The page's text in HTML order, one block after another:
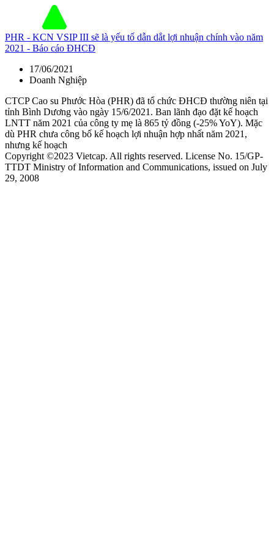
PHR - KCN VSIP III sẽ là yếu tố dẫn dắt lợi nhuận chính vào năm
2021 - Báo cáo ĐHCĐ
17/06/2021
Doanh Nghiệp
CTCP Cao su Phước Hòa (PHR) đã tổ chức ĐHCĐ thường niên tại
tỉnh Bình Dương vào ngày 15/6/2021. Ban lãnh đạo đặt kế hoạch
LNTT năm 2021 của công ty mẹ là 865 tỷ đồng (-25% YoY). Mặc
dù PHR chưa công bố kế hoạch lợi nhuận hợp nhất năm 2021,
nhưng kế hoạch
Copyright ©2023 Vietcap. All rights reserved. License No. 15/GP-
TTDT Ministry of Information and Communications, issued on July
29, 2008